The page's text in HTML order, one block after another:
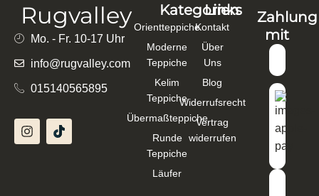
Rugvalley
Mo. - Fr. 10-17 Uhr
info@rugvalley.com
015140565895
Kategorien
Orientteppiche
Moderne
Teppiche
Kelim
Teppiche
Übermaßteppiche
Runde
Teppiche
Läufer
Links
Kontakt
Über
Uns
Blog
Widerrufsrecht
Vertrag
widerrufen
Zahlung
mit